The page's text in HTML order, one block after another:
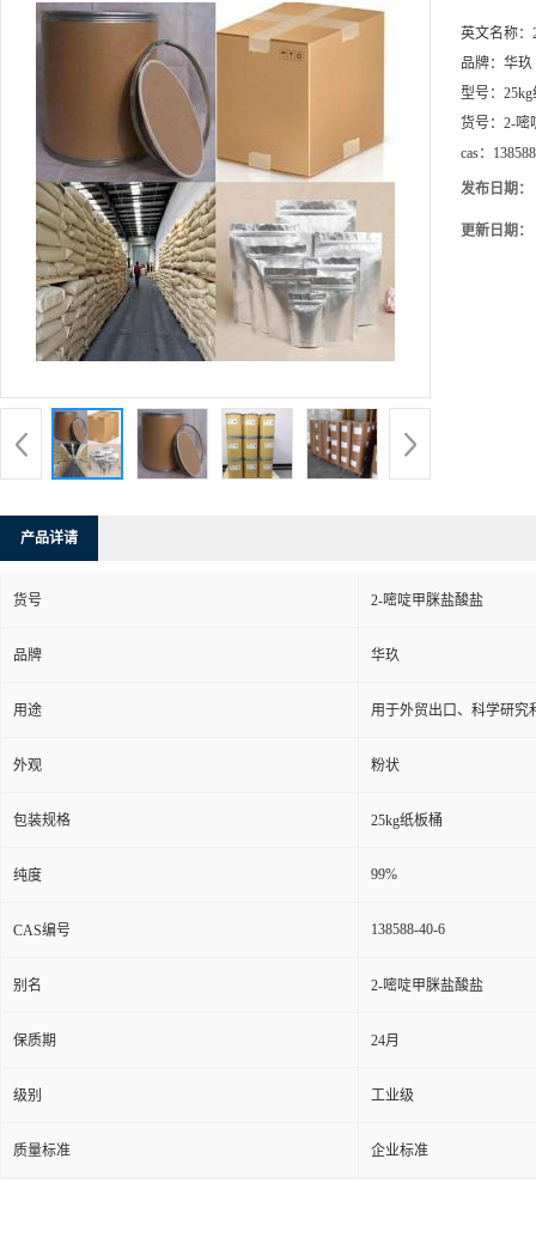
英文名称：
品牌： 华玖
型号：
货号： 2-嘧
cas：
发布日期：
更新日期：
产品详请
货号 2-嘧啶甲脒盐酸盐
品牌 华玖
用途 用于外贸出口、科学研究
外观 粉状
包装规格 25kg纸板桶
纯度 99%
CAS编号 138588-40-6
别名 2-嘧啶甲脒盐酸盐
保质期 24月
级别 工业级
质量标准 企业标准